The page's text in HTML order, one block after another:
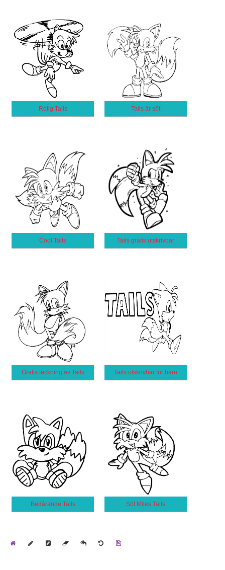
Rolig Tails Tails är söt
Cool Tails Tails gratis utskrivbar
Gratis teckning av Tails Tails utskrivbar för barn
Bedårande Tails Söt Miles Tails